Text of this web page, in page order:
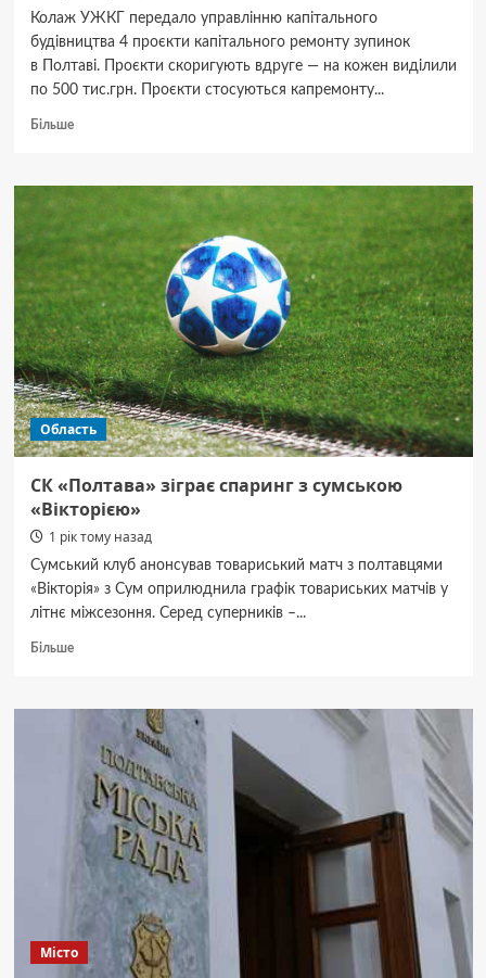
Колаж УЖКГ передало управлінню капітального
будівництва 4 проєкти капітального ремонту зупинок
в Полтаві. Проєкти скоригують вдруге — на кожен виділили
по 500 тис.грн. Проєкти стосуються капремонту...
БільшеДокладніше
з міського
бюджету
2 млн
грн,
щоб
вдруге
скоригувати
проєкти
капремонту
зупинок
в Полтаві
Область
СК «Полтава» зіграє спаринг з сумською
«Вікторією»
1 рік тому назад
Сумський клуб анонсував товариський матч з полтавцями
«Вікторія» з Сум оприлюднила графік товариських матчів у
літнє міжсезоння. Серед суперників –...
БільшеДокладніше
зіграє
з сумською
«Вікторією»
Місто